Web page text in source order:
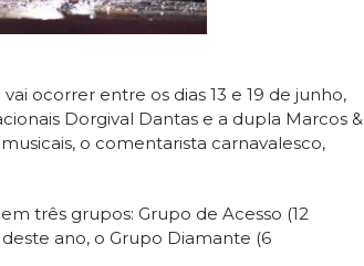
ocorrer entre os dias 13 e 19 de junho,
Dorgival Dantas e a dupla Marcos &
o comentarista carnavalesco,
três grupos: Grupo de Acesso (12
ano, o Grupo Diamante (6